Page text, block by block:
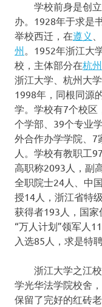
学校前身是创
办。1928年于求是
举校西迁，在遵义
州 。1952年浙江大
校，主体部分在杭州
浙江大学、杭州大学
1998年，同根同源
学。学校有7个校区
个学部、39个专业
外合作办学学院、7
人。学校有教职工
高职称2093人，副
全职院士24人、中
授14人，浙江省特
获得者193人，国
“万人计划”领军人
入选85人，求是特
浙江大学之江
学光华法学院校舍
保留了完好的红砖